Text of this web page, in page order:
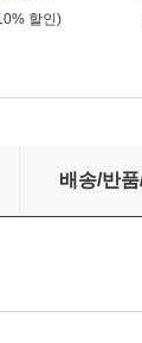
할인)
배송/반